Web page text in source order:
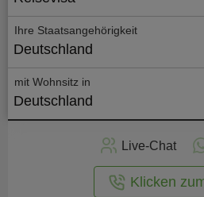
Ihre Staatsangehörigkeit
Deutschland
mit Wohnsitz in
Deutschland
Live-Chat
Klicken